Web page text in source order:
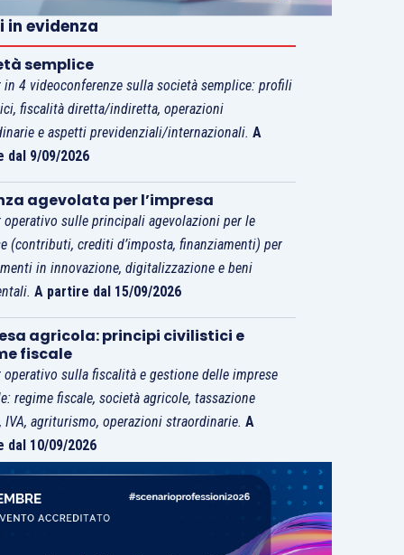
in evidenza
semplice
in 4 videoconferenze sulla società semplice: profili
fiscalità diretta/indiretta, operazioni
e aspetti previdenziali/internazionali.A
dal 9/09/2026
agevolata per l’impresa
operativo sulle principali agevolazioni per le
(contributi, crediti d’imposta, finanziamenti) per
in innovazione, digitalizzazione e beni
A partire dal 15/09/2026
agricola: principi civilistici e
fiscale
operativo sulla fiscalità e gestione delle imprese
regime fiscale, società agricole, tassazione
IVA, agriturismo, operazioni straordinarie.A
dal 10/09/2026